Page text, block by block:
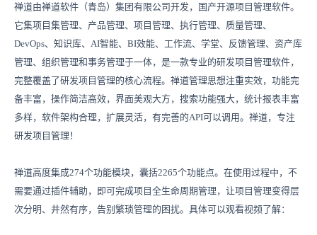
禅道由禅道软件（青岛）集团有限公司开发，国产开源项目管理软件。
它集项目集管理、产品管理、项目管理、执行管理、质量管理、
DevOps、知识库、AI智能、BI效能、工作流、学堂、反馈管理、资产库
管理、组织管理和事务管理于一体，是一款专业的研发项目管理软件，
完整覆盖了研发项目管理的核心流程。禅道管理思想注重实效，功能完
备丰富，操作简洁高效，界面美观大方，搜索功能强大，统计报表丰富
多样，软件架构合理，扩展灵活，有完善的API可以调用。禅道，专注
研发项目管理！
禅道高度集成274个功能模块，囊括2265个功能点。在使用过程中，不
需要通过插件辅助，即可完成项目全生命周期管理，让项目管理变得层
次分明、井然有序，告别繁琐管理的困扰。具体可以观看视频了解：